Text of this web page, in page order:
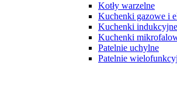
Kotły warzelne
Kuchenki gazowe i
Kuchenki indukcyjne
Kuchenki
Patelnie uchylne
Patelnie